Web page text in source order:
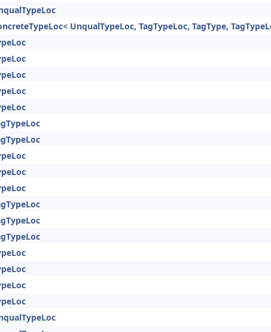
UnqualTypeLoc, TagTypeLoc, TagType,